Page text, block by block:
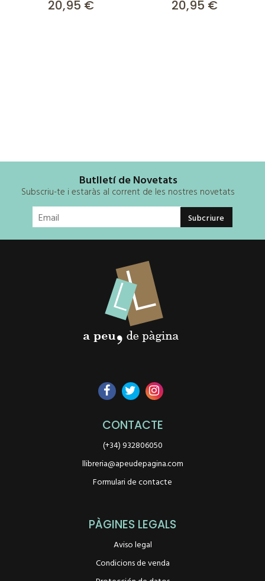
20,95 € 20,95 €
Butlletí de Novetats
Subscriu-te i estaràs al corrent de les nostres novetats
CONTACTE
(+34) 932806050
llibreria@apeudepagina.com
Formulari de contacte
PÀGINES LEGALS
Aviso legal
Condicions de venda